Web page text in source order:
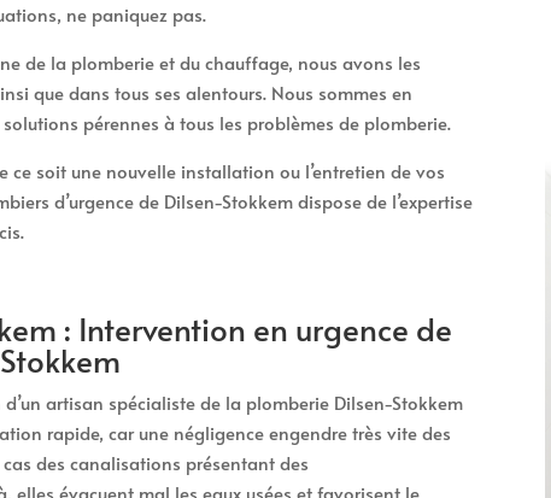
ne paniquez pas.
de la plomberie et du chauffage, nous avons les
que dans tous ses alentours. Nous sommes en
pérennes à tous les problèmes de plomberie.
soit une nouvelle installation ou l’entretien de vos
d’urgence de Dilsen-Stokkem dispose de l’expertise
: Intervention en urgence de
artisan spécialiste de la plomberie Dilsen-Stokkem
rapide, car une négligence engendre très vite des
des canalisations présentant des